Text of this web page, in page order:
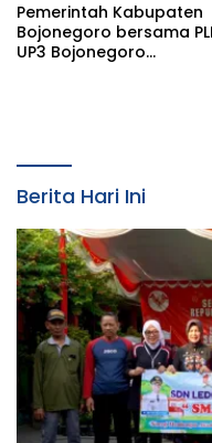
Pemerintah Kabupaten
Bojonegoro bersama
UP3 Bojonegoro
Berita Hari Ini